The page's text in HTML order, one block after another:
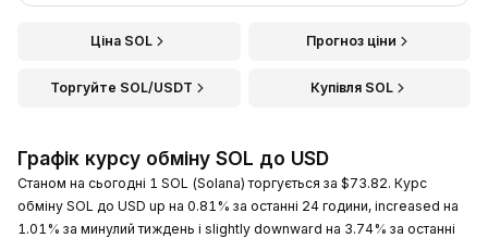
Ціна SOL Прогноз ціни
Торгуйте SOL/USDT Купівля SOL
Графік курсу обміну SOL до USD
Станом на сьогодні 1 SOL (Solana) торгується за $73.82. Курс
обміну SOL до USD up на 0.81% за останні 24 години, increased на
1.01% за минулий тиждень і slightly downward на 3.74% за останні